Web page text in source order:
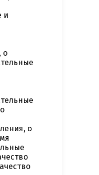
и
o
o